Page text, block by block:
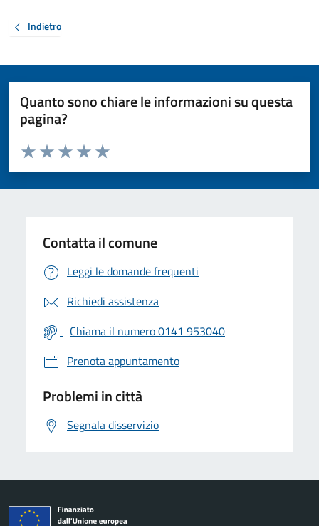
Indietro
Quanto sono chiare le informazioni su questa
pagina?
Valuta da 1 a 5 stelle la pagina
Valuta 5 stelle su 5
Valuta 4 stelle su 5
Valuta 3 stelle su 5
Valuta 2 stelle su 5
Valuta 1 stelle su 5
Contatta il comune
Leggi le domande frequenti
Richiedi assistenza
Chiama il numero 0141 953040
Prenota appuntamento
Problemi in città
Segnala disservizio